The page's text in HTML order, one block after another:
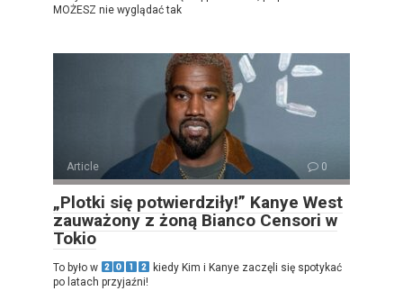
MOŻESZ nie wyglądać tak
Article 0
„Plotki się potwierdziły!” Kanye West
zauważony z żoną Bianco Censori w
Tokio
To było w
kiedy Kim i Kanye zaczęli się spotykać
po latach przyjaźni!